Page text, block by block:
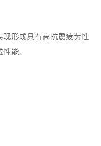
形成具有高抗震疲劳性
能。